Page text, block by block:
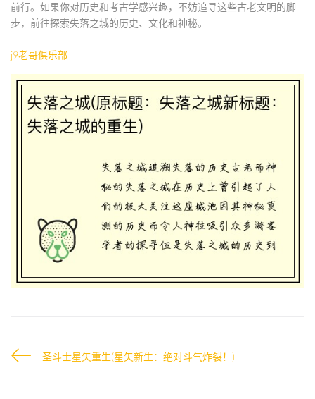
前行。如果你对历史和考古学感兴趣，不妨追寻这些古老文明的脚
步，前往探索失落之城的历史、文化和神秘。
j9老哥俱乐部
圣斗士星矢重生(星矢新生：绝对斗气炸裂！)